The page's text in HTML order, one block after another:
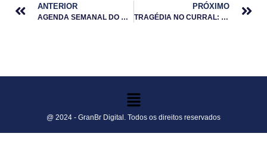
ANTERIOR
AGENDA SEMANAL DO AGRO: DADOS CRUCIAIS E DECISÕES GLOBAIS
PRÓXIMO
TRAGÉDIA NO CURRAL: MAIS DE 80 BOIS MORTOS POR ELETROCUSSÃO EM TOCANTINS
@ 2024 - GranBr Digital. Todos os direitos reservados